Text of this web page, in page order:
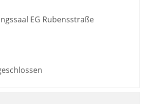
EG Rubensstraße